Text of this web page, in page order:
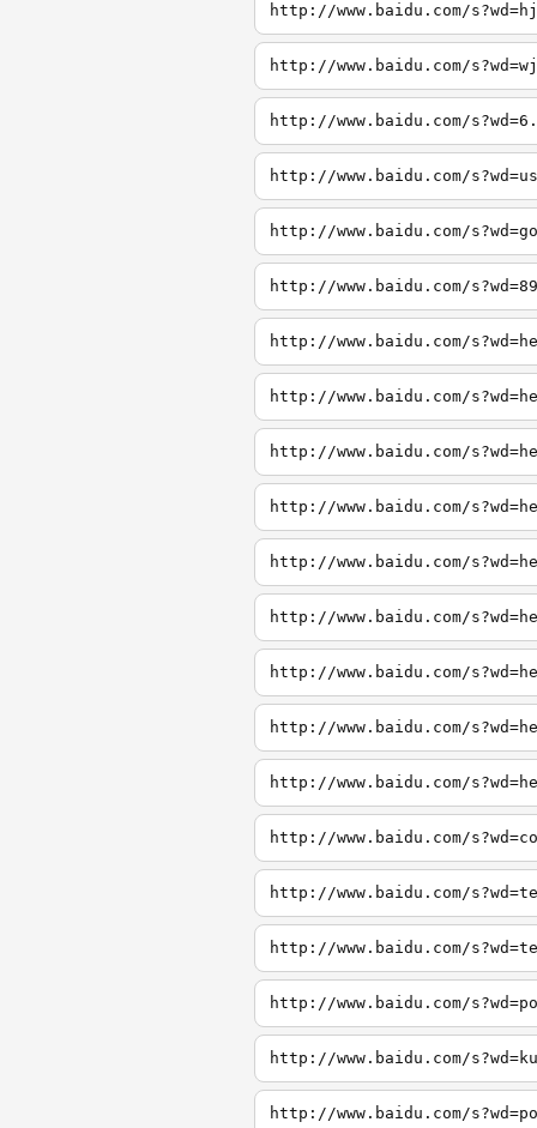
http://www.baidu.com/
http://www.baidu.com/
http://www.baidu.com/
http://www.baidu.com/
http://www.baidu.com/
http://www.baidu.com/
http://www.baidu.com/
http://www.baidu.com/
http://www.baidu.com/
http://www.baidu.com/
http://www.baidu.com/
http://www.baidu.com/
http://www.baidu.com/
http://www.baidu.com/
http://www.baidu.com/
http://www.baidu.com/
http://www.baidu.com/
http://www.baidu.com/
http://www.baidu.com/
http://www.baidu.com/
http://www.baidu.com/